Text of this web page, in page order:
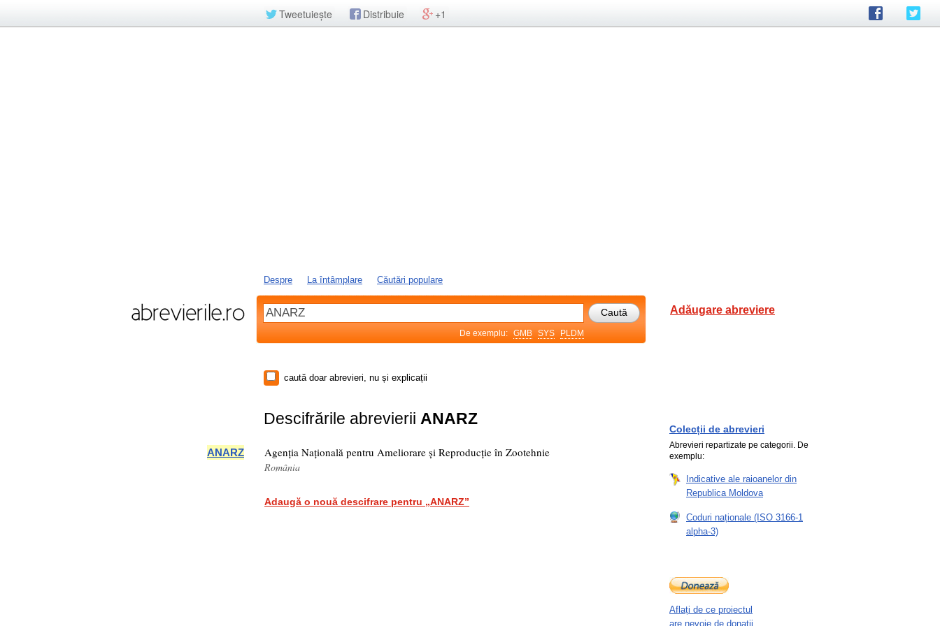
Tweetuiește Distribuie +1
Despre La întâmplare Căutări populare
De exemplu: GMB SYS PLDM
Adăugare abreviere
caută doar abrevieri, nu și explicații
Descifrările abrevierii ANARZ
ANARZ Agenția Națională pentru Ameliorare și Reproducție în Zootehnie
România
Adaugă o nouă descifrare pentru „ANARZ”
Colecții de abrevieri
Abrevieri repartizate pe categorii. De
exemplu:
Indicative ale raioanelor din
Republica Moldova
Coduri naționale (ISO 3166-1
alpha-3)
Aflați de ce proiectul
are nevoie de donații